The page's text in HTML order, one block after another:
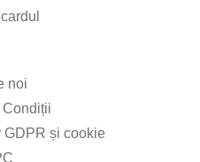
noi
Condiții
GDPR și cookie